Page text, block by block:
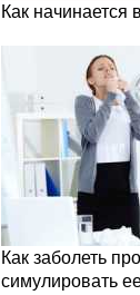
Как начинается
Как заболеть
симулировать